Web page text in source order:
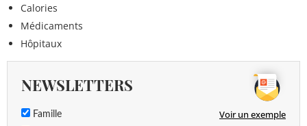
Calories
Médicaments
Hôpitaux
NEWSLETTERS
Famille Voir un exemple